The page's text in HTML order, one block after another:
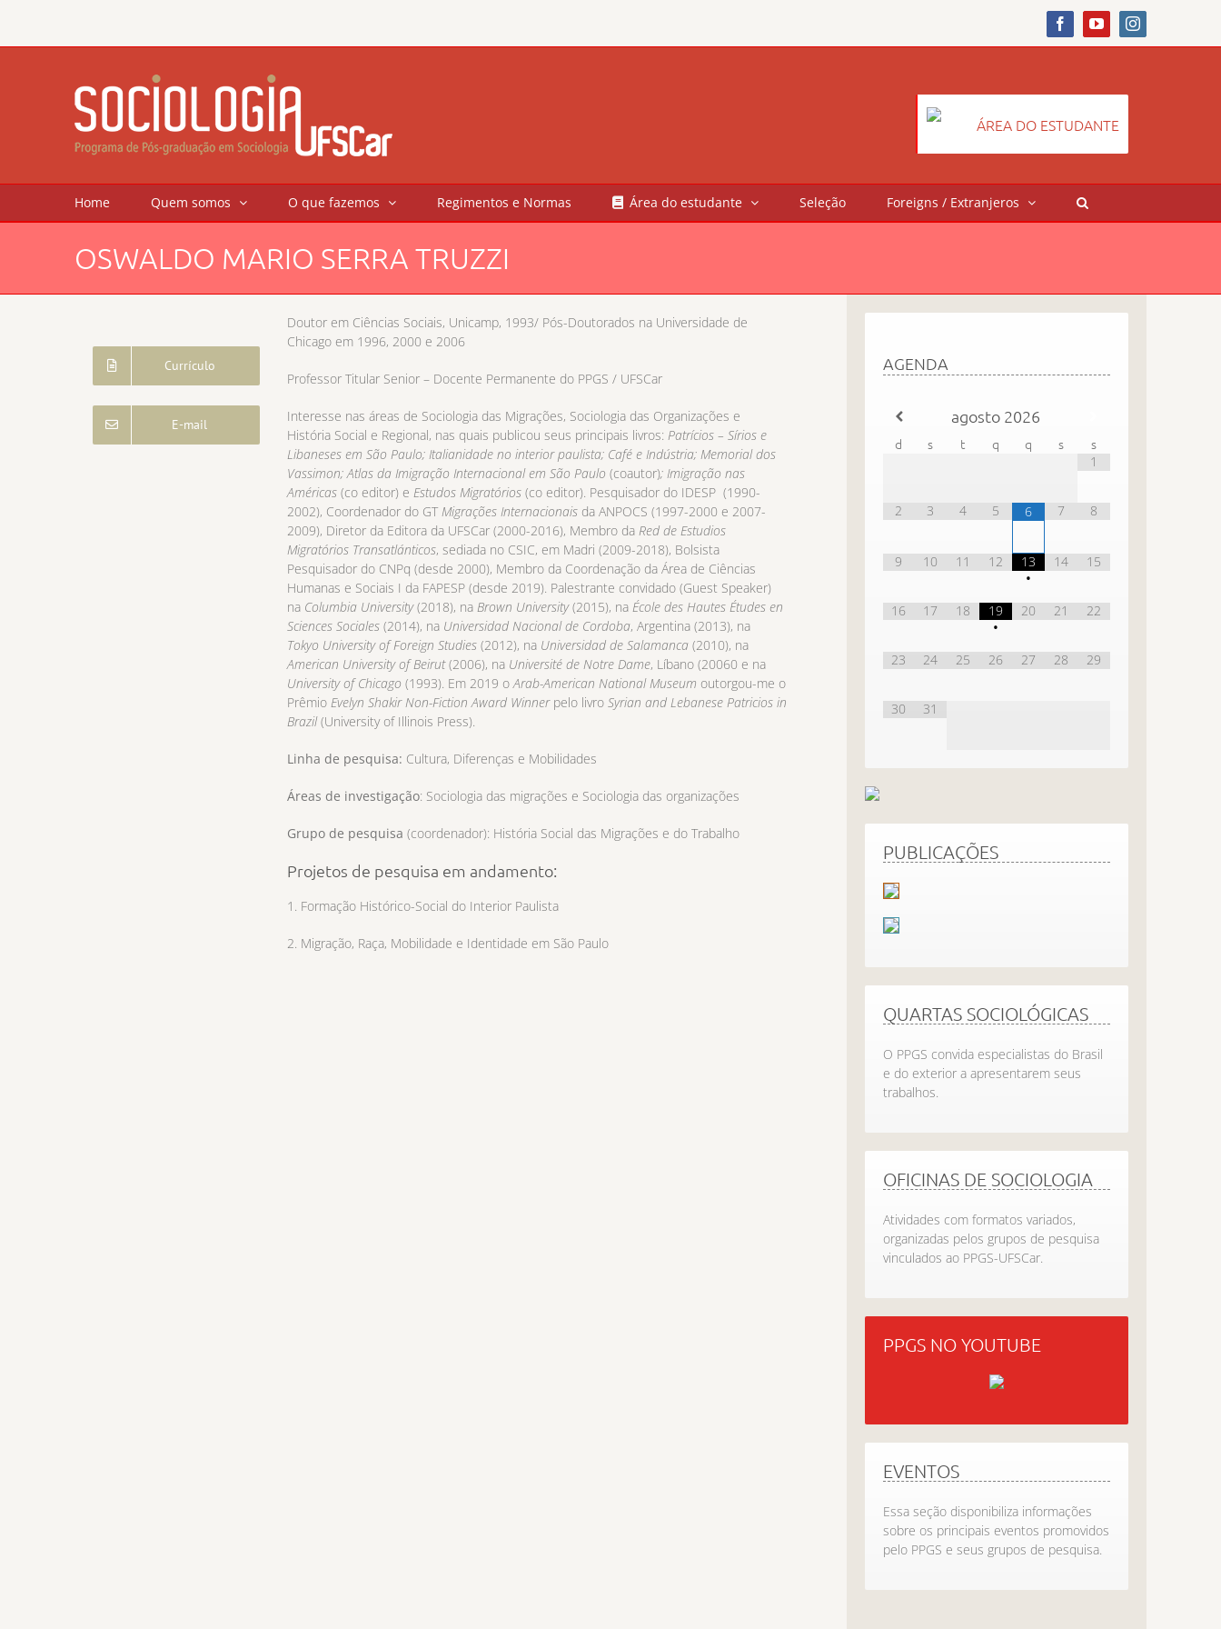
content
FacebookYouTubeInstagram
ÁREA DO ESTUDANTE
Home Quem somos O que fazemos Regimentos e Normas Área do estudante Seleção Foreigns / Extranjeros
OSWALDO MARIO SERRA TRUZZI
Currículo
E-mail
Doutor em Ciências Sociais, Unicamp, 1993/ Pós-Doutorados na Universidade de
Chicago em 1996, 2000 e 2006
Professor Titular Senior – Docente Permanente do PPGS / UFSCar
Interesse nas áreas de Sociologia das Migrações, Sociologia das Organizações e
História Social e Regional, nas quais publicou seus principais livros: Patrícios – Sírios e
Libaneses em São Paulo; Italianidade no interior paulista; Café e Indústria; Memorial dos
Vassimon; Atlas da Imigração Internacional em São Paulo(coautor); Imigração nas
Américas(co editor) e Estudos Migratórios(co editor). Pesquisador do IDESP (1990-
2002), Coordenador do GT Migrações Internacionais da ANPOCS (1997-2000 e 2007-
2009), Diretor da Editora da UFSCar (2000-2016), Membro da Red de Estudios
Migratórios Transatlánticos, sediada no CSIC, em Madri (2009-2018), Bolsista
Pesquisador do CNPq (desde 2000), Membro da Coordenação da Área de Ciências
Humanas e Sociais I da FAPESP (desde 2019). Palestrante convidado (Guest Speaker)
na Columbia University(2018), na Brown University(2015), na École des Hautes Études en
Sciences Sociales (2014), na Universidad Nacional de Cordoba, Argentina (2013), na
Tokyo University of Foreign Studies (2012), na Universidad de Salamanca (2010), na
American University of Beirut(2006), na Université de Notre Dame, Líbano (20060 e na
University of Chicago (1993). Em 2019 oArab-American National Museum outorgou-me o
Prêmio Evelyn Shakir Non-Fiction Award Winnerpelo livro Syrian and Lebanese Patricios in
Brazil(University of Illinois Press).
Linha de pesquisa: Cultura, Diferenças e Mobilidades
Áreas de investigação: Sociologia das migrações e Sociologia das organizações
Grupo de pesquisa (coordenador): História Social das Migrações e do Trabalho
Projetos de pesquisa em andamento:
1. Formação Histórico-Social do Interior Paulista
2. Migração, Raça, Mobilidade e Identidade em São Paulo
AGENDA
agosto 2026
d s t q q s s
1
2 3 4 5 6 7 8
9 10 11 12
13
•
14 15
16 17 18
19
•
20 21 22
23 24 25 26 27 28 29
30 31
PUBLICAÇÕES
QUARTAS SOCIOLÓGICAS
O PPGS convida especialistas do Brasil
e do exterior a apresentarem seus
trabalhos.
OFICINAS DE SOCIOLOGIA
Atividades com formatos variados,
organizadas pelos grupos de pesquisa
vinculados ao PPGS-UFSCar.
PPGS NO YOUTUBE
EVENTOS
Essa seção disponibiliza informações
sobre os principais eventos promovidos
pelo PPGS e seus grupos de pesquisa.